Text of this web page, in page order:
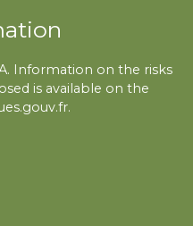
Information on the risks
is available on the